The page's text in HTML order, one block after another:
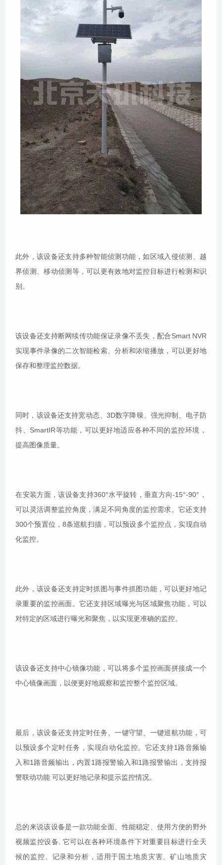
此外，该设备还支持多种智能侦测功能，如区域入侵侦测、越
界侦测、移动侦测等，可以更有效地对监控目标进行检测和识
别。
该设备还支持断网续传功能保证录像不丢失，配合Smart NVR
实现事件录像的二次智能检索、分析和浓缩播放，可以更好地
保存和整理监控数据。
同时，该设备还支持宽动态、3D数字降噪、强光抑制、电子防
抖、SmartIR等功能，可以更好地适应各种不同的监控环境，
提高图像质量。
在安装方面，该设备支持360°水平旋转，垂直方向-15°-90°，
可以灵活调整监控角度，满足不同角度的监控需求。它还支持
300个预置位，8条巡航扫描，可以预设多个监控点，实现自动
化监控。
此外，该设备还支持定时抓图与事件抓图功能，可以更好地记
录重要的监控画面。它还支持区域曝光与区域聚焦功能，可以
对特定的区域进行曝光和聚焦，以实现更准确的监控。
该设备还支持中心镜像功能，可以将多个监控画面拼接成一个
中心镜像画面，以便更好地观察和监控整个监控区域。
最后，该设备还支持定时任务、一键守望、一键巡航功能，可
以预设多个定时任务，实现自动化监控。它还支持1路音频输
入和1路音频输出，内置1路报警输入和1路报警输出，支持报
警联动功能 可以更好地记录和提示监控情况。
总的来说该设备是一款功能全面、性能稳定、使用方便的野外
视频监控设备. 它可以在各种环境条件下对重要目标进行全天
候的监控、记录和分析，适用于国土地质灾害、矿山地质灾